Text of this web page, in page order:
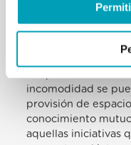
miedo innato al
por las heridas
por la falta de
incomodidad se
provisión de
conocimiento
aquellas iniciativas